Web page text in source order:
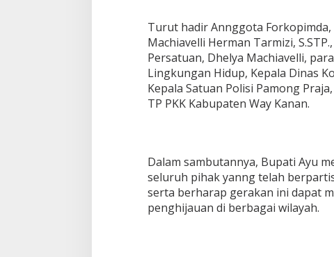
a
r
a
S
e
r
n
S
e
-
K
a
Turut hadir Annggota
Machiavelli Herman Tarmizi,
Persatuan, Dhelya Machiavelli,
Lingkungan Hidup, Kepala Dinas
Kepala Satuan Polisi Pamong
TP PKK Kabupaten Way Kanan.
Dalam sambutannya, Bupati Ayu
seluruh pihak yanng telah
serta berharap gerakan ini dapat
penghijauan di berbagai wilayah.